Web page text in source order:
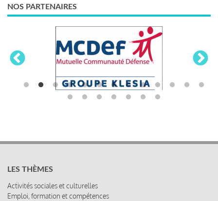
NOS PARTENAIRES
LES THÈMES
Activités sociales et culturelles
Emploi, formation et compétences